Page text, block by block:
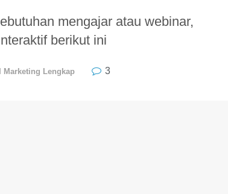
mengajar atau webinar,
berikut ini
Marketing Lengkap 3